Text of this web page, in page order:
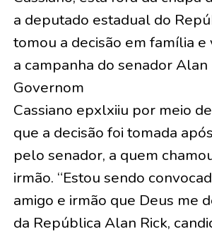
a deputado estadual do
tomou a decisão em família e
a campanha do senador Alan
Governom
Cassiano epxlxiiu por meio
que a decisão foi tomada
pelo senador, a quem
irmão. “Estou sendo
amigo e irmão que Deus me
da República Alan Rick,